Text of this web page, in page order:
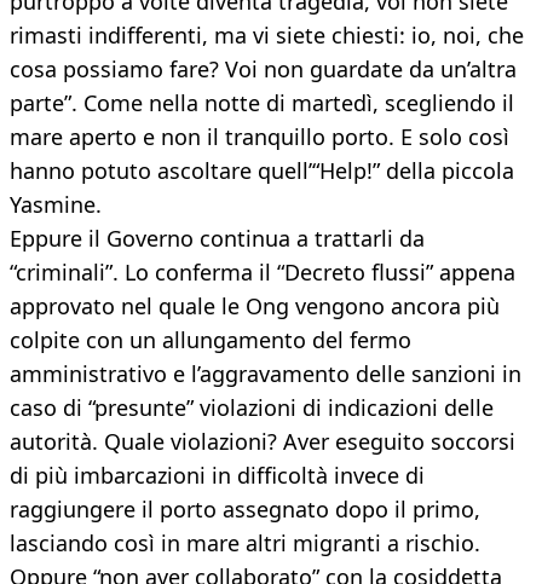
rimasti indifferenti, ma vi siete chiesti: io, noi, che
cosa possiamo fare? Voi non guardate da un’altra
parte”. Come nella notte di martedì, scegliendo il
mare aperto e non il tranquillo porto. E solo così
hanno potuto ascoltare quell’“Help!” della piccola
Yasmine.
Eppure il Governo continua a trattarli da
“criminali”. Lo conferma il “Decreto flussi” appena
approvato nel quale le Ong vengono ancora più
colpite con un allungamento del fermo
amministrativo e l’aggravamento delle sanzioni in
caso di “presunte” violazioni di indicazioni delle
autorità. Quale violazioni? Aver eseguito soccorsi
di più imbarcazioni in difficoltà invece di
raggiungere il porto assegnato dopo il primo,
lasciando così in mare altri migranti a rischio.
Oppure “non aver collaborato” con la cosiddetta